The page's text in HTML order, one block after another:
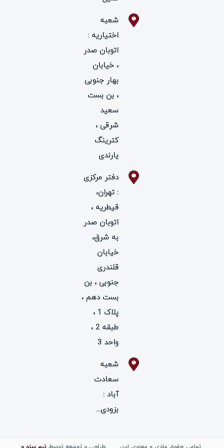
شعبه
اختیاریه :
اتوبان صدر
، خیابان
بهار جنوبی
، بن بست
سعید
شرقی ،
کترینگ
یارندی
دفتر مرکزی
: تهران،
قیطریه ،
اتوبان صدر
به شرق،
خیابان
قلندری
جنوبی ، بن
بست دهم ،
پلاک 1 ،
طبقه 2 ،
واحد 3
شعبه
سعادت
بزودی...